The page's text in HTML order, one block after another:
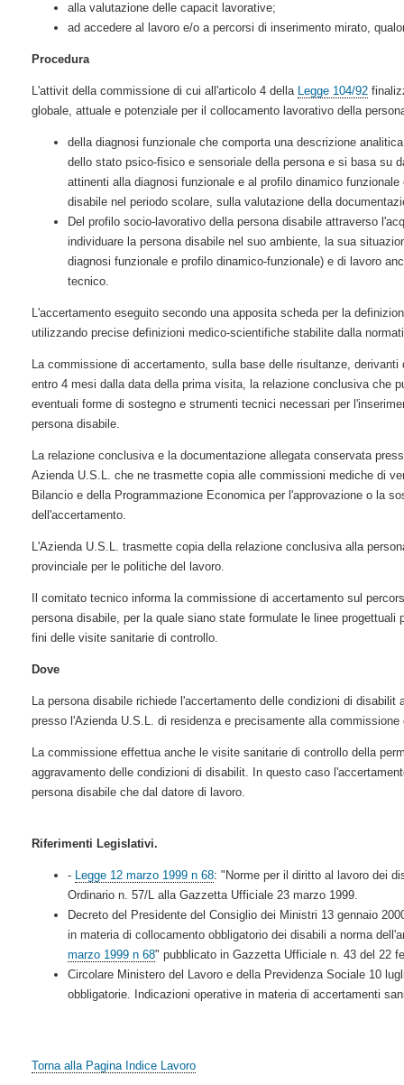
alla valutazione delle capacit lavorative;
ad accedere al lavoro e/o a percorsi di inserimento mirato,
Procedura
L'attivit della commissione di cui all'articolo 4 della Legge 104/92
globale, attuale e potenziale per il collocamento lavorativo della
della diagnosi funzionale che comporta una descrizione
dello stato psico-fisico e sensoriale della persona e si basa su
attinenti alla diagnosi funzionale e al profilo dinamico
disabile nel periodo scolare, sulla valutazione della
Del profilo socio-lavorativo della persona disabile attraverso
individuare la persona disabile nel suo ambiente, la sua
diagnosi funzionale e profilo dinamico-funzionale) e di lavoro
tecnico.
L'accertamento eseguito secondo una apposita scheda per la
utilizzando precise definizioni medico-scientifiche stabilite dalla
La commissione di accertamento, sulla base delle risultanze, derivanti
entro 4 mesi dalla data della prima visita, la relazione conclusiva che
eventuali forme di sostegno e strumenti tecnici necessari per
persona disabile.
La relazione conclusiva e la documentazione allegata conservata
Azienda U.S.L. che ne trasmette copia alle commissioni mediche di
Bilancio e della Programmazione Economica per l'approvazione o la
dell'accertamento.
L'Azienda U.S.L. trasmette copia della relazione conclusiva alla
provinciale per le politiche del lavoro.
Il comitato tecnico informa la commissione di accertamento sul
persona disabile, per la quale siano state formulate le linee progettuali
fini delle visite sanitarie di controllo.
Dove
La persona disabile richiede l'accertamento delle condizioni di
presso l'Azienda U.S.L. di residenza e precisamente alla commissione
La commissione effettua anche le visite sanitarie di controllo della
aggravamento delle condizioni di disabilit. In questo caso
persona disabile che dal datore di lavoro.
Riferimenti Legislativi.
- Legge 12 marzo 1999 n 68: "Norme per il diritto al lavoro dei
Ordinario n. 57/L alla Gazzetta Ufficiale 23 marzo 1999.
Decreto del Presidente del Consiglio dei Ministri 13 gennaio
in materia di collocamento obbligatorio dei disabili a norma
marzo 1999 n 68" pubblicato in Gazzetta Ufficiale n. 43 del 22
Circolare Ministero del Lavoro e della Previdenza Sociale 10
obbligatorie. Indicazioni operative in materia di accertamenti
Torna alla Pagina Indice Lavoro